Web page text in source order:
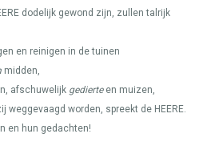
dodelijk gewond zijn, zullen talrijk
en reinigen in de tuinen
midden,
afschuwelijk gedierteen muizen,
weggevaagd worden, spreekt de HEERE.
en hun gedachten!